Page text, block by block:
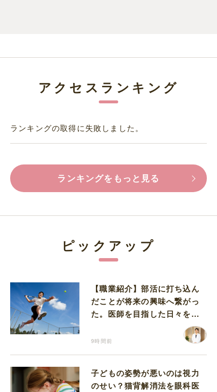
アクセスランキング
ランキングの取得に失敗しました。
ランキングをもっと見る
ピックアップ
【職業紹介】部活に打ち込ん
だことが将来の興味へ繋がっ
た。医師を目指した日々を振
9時間前
子どもの姿勢が悪いのは視力
のせい？猫背解消法を眼科医